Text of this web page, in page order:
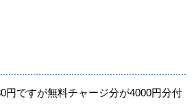
円ですが無料チャージ分が4000円分付